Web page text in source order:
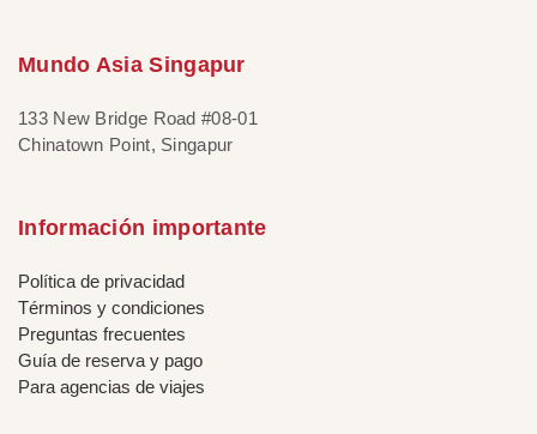
Mundo Asia Singapur
133 New Bridge Road #08-01
Chinatown Point, Singapur
Información importante
Política de privacidad
Términos y condiciones
Preguntas frecuentes
Guía de reserva y pago
Para agencias de viajes